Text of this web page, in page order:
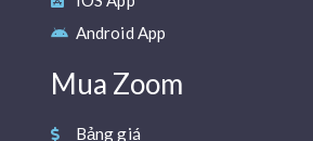
Android App
Mua Zoom
Bảng giá